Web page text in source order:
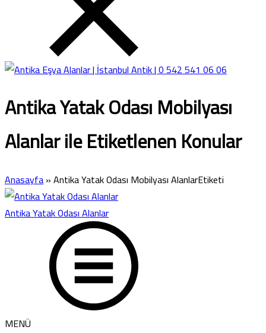
Antika Yatak Odası Mobilyası
Alanlar ile Etiketlenen Konular
Anasayfa»Antika Yatak Odası Mobilyası AlanlarEtiketi
Antika Yatak Odası Alanlar
MENÜ